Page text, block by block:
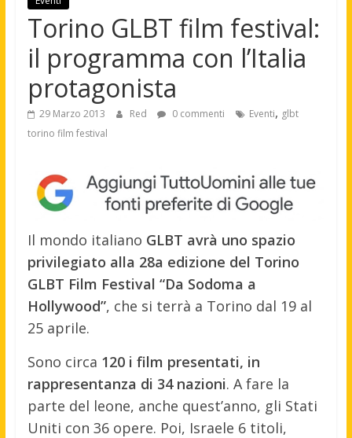
Torino GLBT film festival:
il programma con l’Italia
protagonista
29 Marzo 2013 Red 0 commenti Eventi, glbt
torino film festival
Il mondo italiano GLBT avrà uno spazio
privilegiato alla 28a edizione del Torino
GLBT Film Festival “Da Sodoma a
Hollywood”, che si terrà a Torino dal 19 al
25 aprile.
Sono circa 120 i film presentati, in
rappresentanza di 34 nazioni. A fare la
parte del leone, anche quest’anno, gli Stati
Uniti con 36 opere. Poi, Israele 6 titoli,